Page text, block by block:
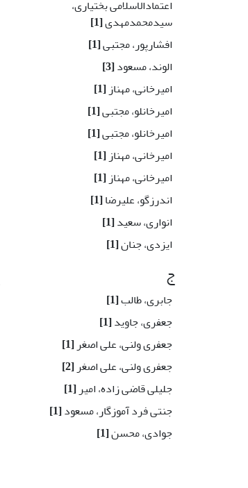
اعتمادالاسلامی بختیاری،
سیدمحمدمهدی[1]
افشارپور، مجتبی[1]
الوند، مسعود[3]
امیر‌خانی، مهناز[1]
امیرخانلو، مجتبی[1]
امیرخانلو، مجتبی[1]
امیرخانی، مهناز[1]
امیرخانی، مهناز[1]
اندرزگو، علیرضا[1]
انواری، سعید[1]
ایزدی، جنان[1]
ج
جابری، طالب[1]
جعفری، جاوید[1]
جعفری ولنی، علی اصغر[1]
جعفری ولنی، علی اصغر[2]
جلیلی قاضی زاده، امیر[1]
جنتی فرد آموزگار، مسعود[1]
جوادی، محسن[1]